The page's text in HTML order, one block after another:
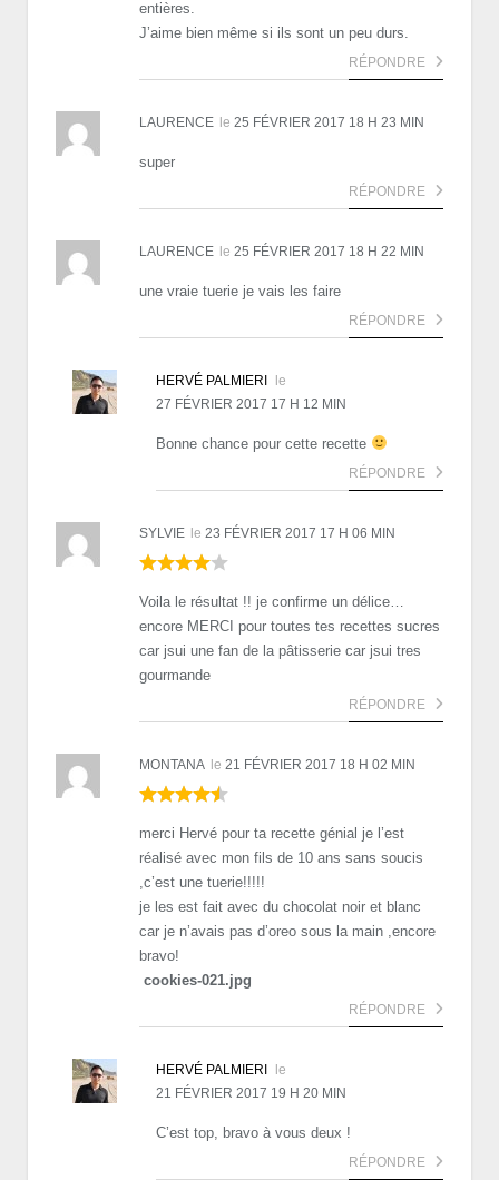
entières.
J’aime bien même si ils sont un peu durs.
RÉPONDRE
LAURENCE le 25 FÉVRIER 2017 18 H 23 MIN
super
RÉPONDRE
LAURENCE le 25 FÉVRIER 2017 18 H 22 MIN
une vraie tuerie je vais les faire
RÉPONDRE
HERVÉ PALMIERI
le
27 FÉVRIER 2017 17 H 12 MIN
Bonne chance pour cette recette
RÉPONDRE
SYLVIE le 23 FÉVRIER 2017 17 H 06 MIN
Voila le résultat !! je confirme un délice…
encore MERCI pour toutes tes recettes sucres
car jsui une fan de la pâtisserie car jsui tres
gourmande
RÉPONDRE
MONTANA le 21 FÉVRIER 2017 18 H 02 MIN
merci Hervé pour ta recette génial je l’est
réalisé avec mon fils de 10 ans sans soucis
,c’est une tuerie!!!!!
je les est fait avec du chocolat noir et blanc
car je n’avais pas d’oreo sous la main ,encore
bravo!
cookies-021.jpg
RÉPONDRE
HERVÉ PALMIERI
le
21 FÉVRIER 2017 19 H 20 MIN
C’est top, bravo à vous deux !
RÉPONDRE